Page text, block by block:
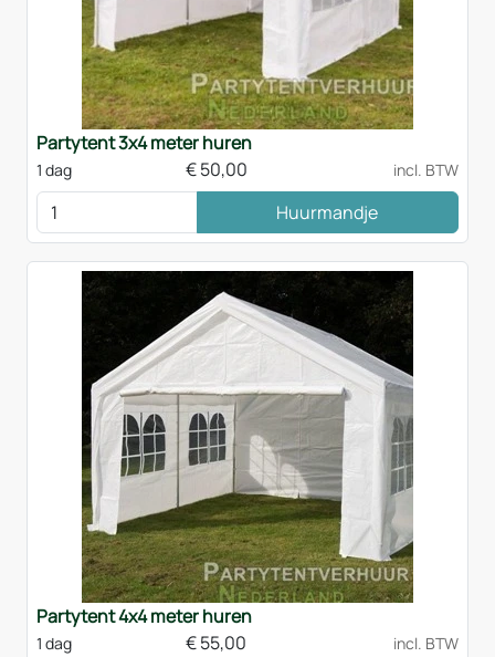
Partytent 3x4 meter huren
1 dag €50,00 incl. BTW
Huurmandje
Partytent 4x4 meter huren
1 dag €55,00 incl. BTW